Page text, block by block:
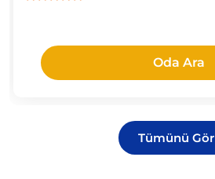
Oda Ara
Tümünü Gör